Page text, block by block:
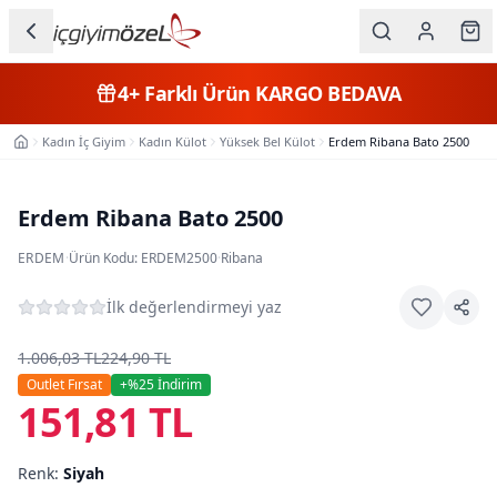
Kategorileri
Erkek
Çocuk
Fantazi
Büyük
Beden
Markalar
4+Farklı Ürün KARGO BEDAVA
Ana SayfaKadın İç Giyim Kadın Külot Yüksek Bel Külot Erdem Ribana Bato 2500
Erdem Ribana Bato 2500
ERDEM·Ürün Kodu: ERDEM2500·Ribana
İlk değerlendirmeyi yaz
1.006,03 TL224,90 TL
Outlet Fırsat +%25İndirim
151,81 TL
Renk: Siyah